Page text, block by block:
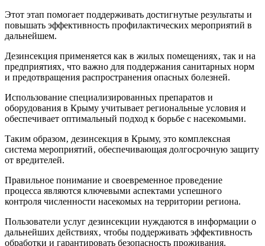
Этот этап помогает поддерживать достигнутые результаты и
повышать эффективность профилактических мероприятий в
дальнейшем.
Дезинсекция применяется как в жилых помещениях‚ так и на
предприятиях‚ что важно для поддержания санитарных норм
и предотвращения распространения опасных болезней.
Использование специализированных препаратов и
оборудования в Крыму учитывает региональные условия и
обеспечивает оптимальный подход к борьбе с насекомыми.
Таким образом‚ дезинсекция в Крыму, это комплексная
система мероприятий‚ обеспечивающая долгосрочную защиту
от вредителей.
Правильное понимание и своевременное проведение
процесса являются ключевыми аспектами успешного
контроля численности насекомых на территории региона.
Пользователи услуг дезинсекции нуждаются в информации о
дальнейших действиях‚ чтобы поддерживать эффективность
обработки и гарантировать безопасность проживания.